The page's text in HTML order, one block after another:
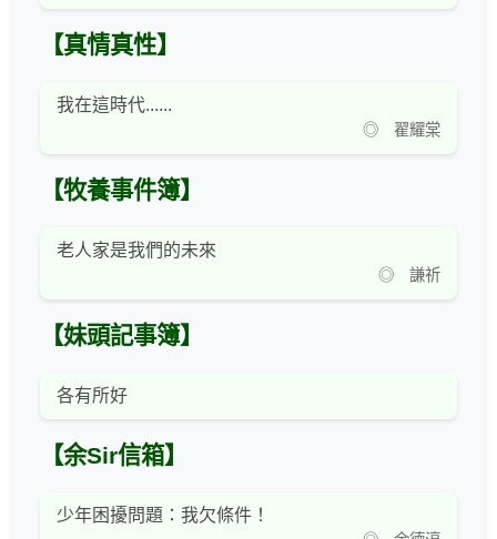
【真情真性】
我在這時代......
◎ 翟耀棠
【牧養事件簿】
老人家是我們的未來
◎ 謙祈
【妹頭記事簿】
各有所好
【余Sir信箱】
少年困擾問題：我欠條件！